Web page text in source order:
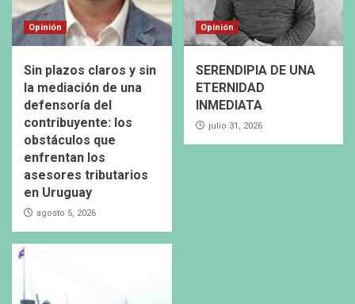
Opinión
Sin plazos claros y sin
la mediación de una
defensoría del
contribuyente: los
obstáculos que
enfrentan los
asesores tributarios
en Uruguay
agosto 5, 2026
Opinión
SERENDIPIA DE UNA
ETERNIDAD
INMEDIATA
julio 31, 2026